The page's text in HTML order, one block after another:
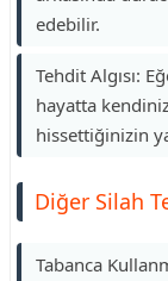
edebilir.
Tehdit Algısı:
hayatta
hissettiğinizin
Diğer Silah
Tabanca